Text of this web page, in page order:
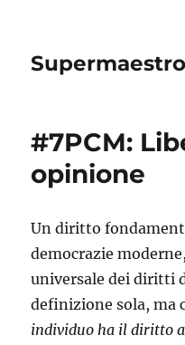
#7PCM:
opinione
Un diritto
democrazie
universale dei diritti
definizione sola, ma
individuo ha il diritto